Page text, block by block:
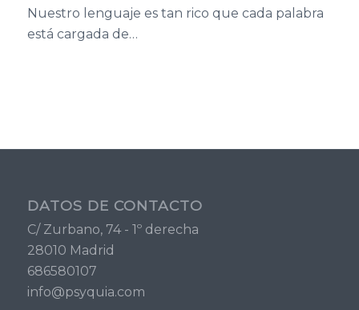
Nuestro lenguaje es tan rico que cada palabra
está cargada de…
DATOS DE CONTACTO
C/ Zurbano, 74 - 1º derecha
28010 Madrid
686580107
info@psyquia.com